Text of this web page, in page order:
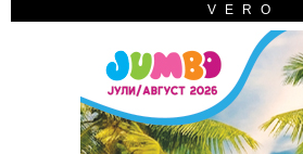
VERO